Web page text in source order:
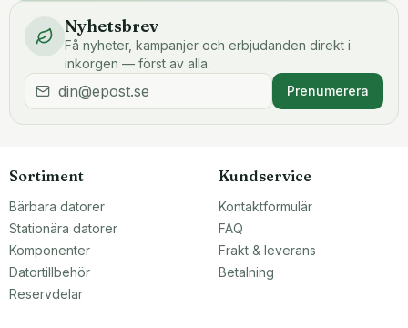
Nyhetsbrev
Få nyheter, kampanjer och erbjudanden direkt i
inkorgen — först av alla.
Prenumerera
Sortiment
Bärbara datorer
Stationära datorer
Komponenter
Datortillbehör
Reservdelar
Kundservice
Kontaktformulär
FAQ
Frakt & leverans
Betalning